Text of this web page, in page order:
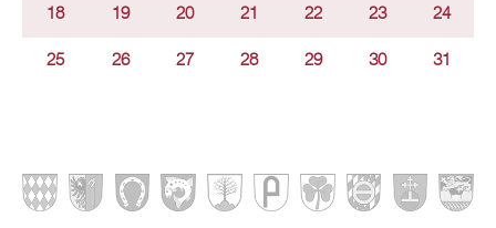
18 19 20 21 22 23 24
25 26 27 28 29 30 31